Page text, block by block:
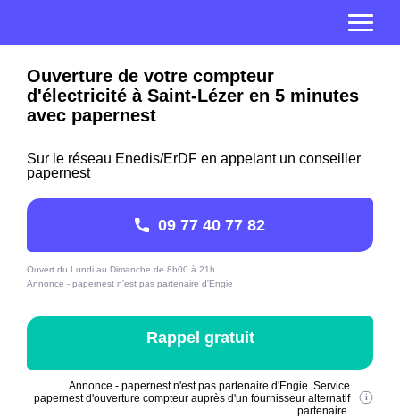
Ouverture de votre compteur
d'électricité à Saint-Lézer en 5 minutes
avec papernest
Sur le réseau Enedis/ErDF en appelant un conseiller
papernest
09 77 40 77 82
Ouvert du Lundi au Dimanche de 8h00 à 21h
Annonce - papernest n'est pas partenaire d'Engie
Rappel gratuit
Annonce - papernest n'est pas partenaire d'Engie. Service
papernest d'ouverture compteur auprès d'un fournisseur alternatif
partenaire.